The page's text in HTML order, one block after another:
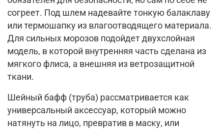
согреет. Под шлем надевайте тонкую балаклаву
или термошапку из влагоотводящего материала.
Для сильных морозов подойдет двухслойная
модель, в которой внутренняя часть сделана из
мягкого флиса, а внешняя из ветрозащитной
ткани.
Шейный бафф (труба) рассматривается как
универсальный аксессуар, который можно
натянуть на лицо, превратив в маску, или